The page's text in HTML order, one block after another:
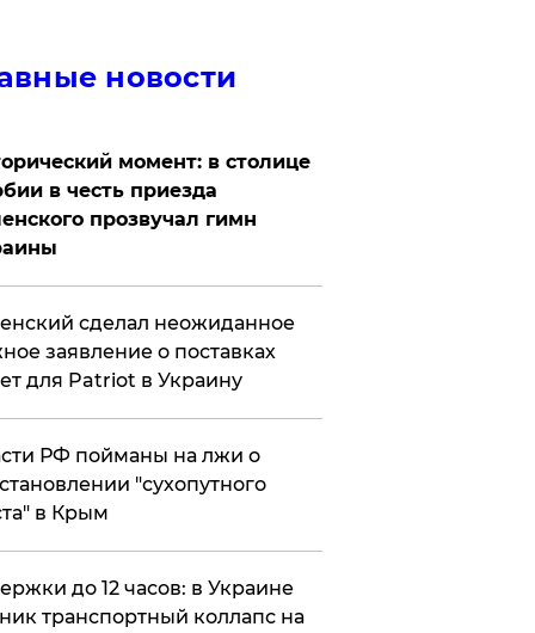
новости
момент: в столице
в честь приезда
прозвучал гимн
сделал неожиданное
заявление о поставках
для Patriot в Украину
РФ пойманы на лжи о
"сухопутного
в Крым
до 12 часов: в Украине
транспортный коллапс на